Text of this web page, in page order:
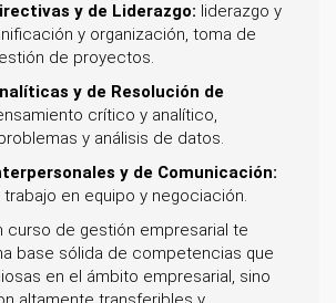
y de Liderazgo: liderazgo y
y organización, toma de
de proyectos.
y de Resolución de
crítico y analítico,
y análisis de datos.
y de Comunicación:
en equipo y negociación.
curso de gestión empresarial te
base sólida de competencias que
en el ámbito empresarial, sino